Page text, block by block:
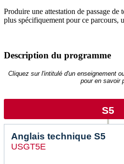
Produire une attestation de passage de
plus spécifiquement pour ce parcours,
Description du programme
Cliquez sur l'intitulé d'un enseignement
pour en savoir
S5
Anglais technique S5
USGT5E